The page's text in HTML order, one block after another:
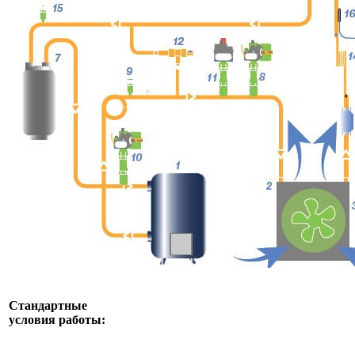
Стандартные
условия работы: